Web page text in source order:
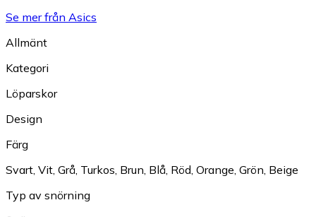
Se mer från Asics
Allmänt
Kategori
Löparskor
Design
Färg
Svart, Vit, Grå, Turkos, Brun, Blå, Röd, Orange, Grön, Beige
Typ av snörning